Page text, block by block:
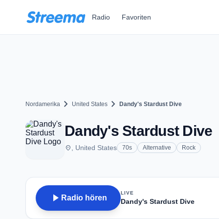
Radio Favoriten
Nordamerika chevron_right United States chevron_right Dandy's Stardust Dive
Dandy's Stardust Dive
place , United States 70s Alternative Rock
play_arrow Radio hören
LIVE
Dandy's Stardust Dive